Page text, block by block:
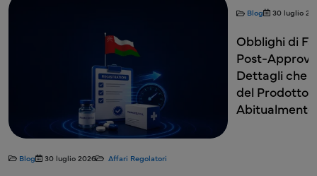
luglio 2026 Affari Regolatori
30 luglio 2026 Affari
Obblighi di
Post-Approvazione in
Dettagli che i Titolari
del Prodotto (PRH)
Abitualmente